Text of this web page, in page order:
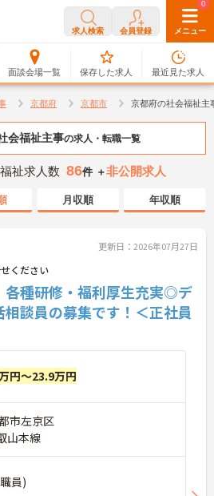
求人検索 会員登録 メニュー
面談会場一覧
0
保存した求人
0
最近見た求人
京都府 京都市 京都府の社会福祉主
会福祉主事の求人・転職一覧
祉求人数 86件 ＋非公開求人
月収順 年収順
更新日：2026年07月27日
ください
各種研修・福利厚生充実◎デ
談員の募集です！＜正社員
円～23.9万円
市左京区
山本線
員)